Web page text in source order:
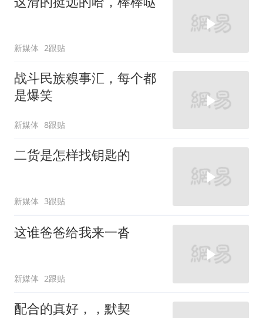
新媒体 2跟贴
战斗民族糗事汇，每个都
是爆笑
新媒体 8跟贴
二货是怎样找钥匙的
新媒体 3跟贴
这谁爸爸给我来一沓
新媒体 2跟贴
配合的真好，，默契